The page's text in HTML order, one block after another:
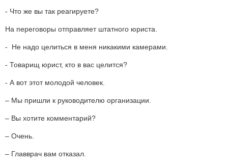
- Что же вы так реагируете?
На переговоры отправляет штатного юриста.
- Не надо целиться в меня никакими камерами.
- Товарищ юрист, кто в вас целится?
- А вот этот молодой человек.
– Мы пришли к руководителю организации.
– Вы хотите комментарий?
– Очень.
– Главврач вам отказал.